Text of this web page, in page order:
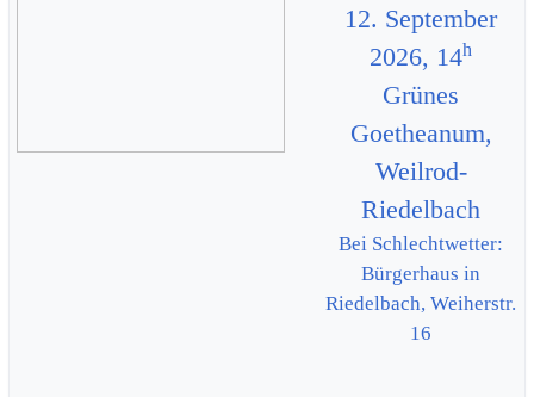
12. September
2026, 14h
Grünes
Goetheanum,
Weilrod-
Riedelbach
Bei Schlechtwetter:
Bürgerhaus in
Riedelbach, Weiherstr.
16